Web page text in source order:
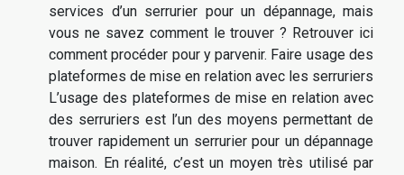
services d’un serrurier pour un dépannage, mais
vous ne savez comment le trouver ? Retrouver ici
comment procéder pour y parvenir. Faire usage des
plateformes de mise en relation avec les serruriers
L’usage des plateformes de mise en relation avec
des serruriers est l’un des moyens permettant de
trouver rapidement un serrurier pour un dépannage
maison. En réalité, c’est un moyen très utilisé par